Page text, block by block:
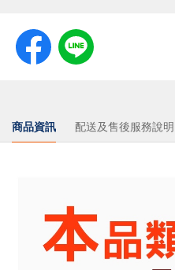
商品資訊 配送及售後服務說明